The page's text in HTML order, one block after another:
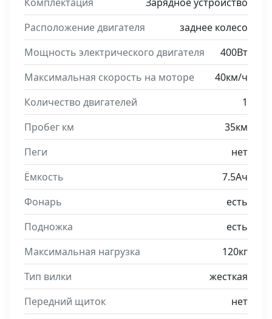
Расположение двигателя
заднее колесо
Мощность электрического двигателя
400Вт
Максимальная скорость на моторе
40км/ч
Количество двигателей
1
Пробег км
35км
Пеги
нет
Ёмкость
7.5Ач
Фонарь
есть
Подножка
есть
Максимальная нагрузка
120кг
Тип вилки
жесткая
Передний щиток
нет